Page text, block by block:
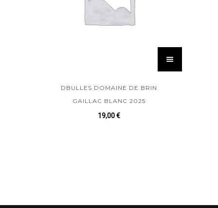
DBULLES DOMAINE DE BRIN
GAILLAC BLANC 2025
19,00€